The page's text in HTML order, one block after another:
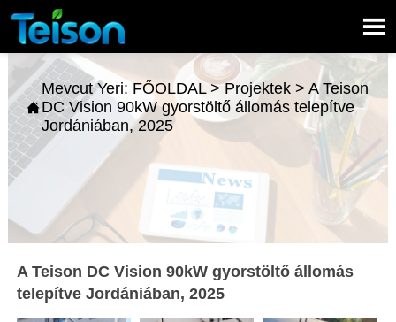


Mevcut Yeri: FŐOLDAL>Projektek> A Teison
DC Vision 90kW gyorstöltő állomás telepítve
Jordániában, 2025
A Teison DC Vision 90kW gyorstöltő állomás
telepítve Jordániában, 2025